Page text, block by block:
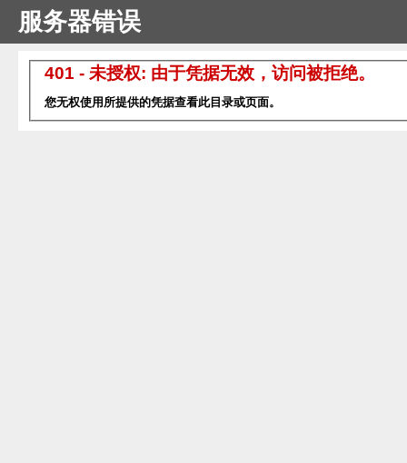
服务器错误
401 - 未授权: 由于凭据无效，访问被拒绝。
您无权使用所提供的凭据查看此目录或页面。